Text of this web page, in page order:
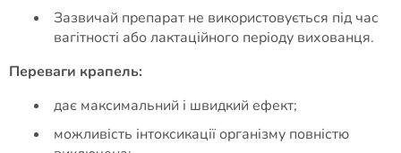
Зазвичай препарат не використовується під час
вагітності або лактаційного періоду вихованця.
Переваги крапель:
дає максимальний і швидкий ефект;
можливість інтоксикації організму повністю